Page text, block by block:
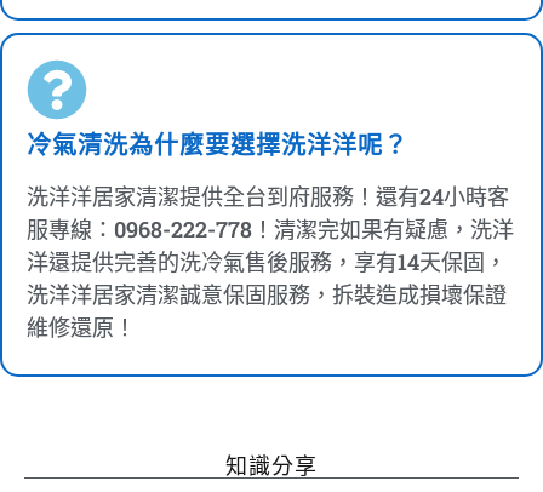
冷氣清洗為什麼要選擇洗洋洋呢？
洗洋洋居家清潔提供全台到府服務！還有24小時客
服專線：0968-222-778！清潔完如果有疑慮，洗洋
洋還提供完善的洗冷氣售後服務，享有14天保固，
洗洋洋居家清潔誠意保固服務，拆裝造成損壞保證
維修還原！
知識分享